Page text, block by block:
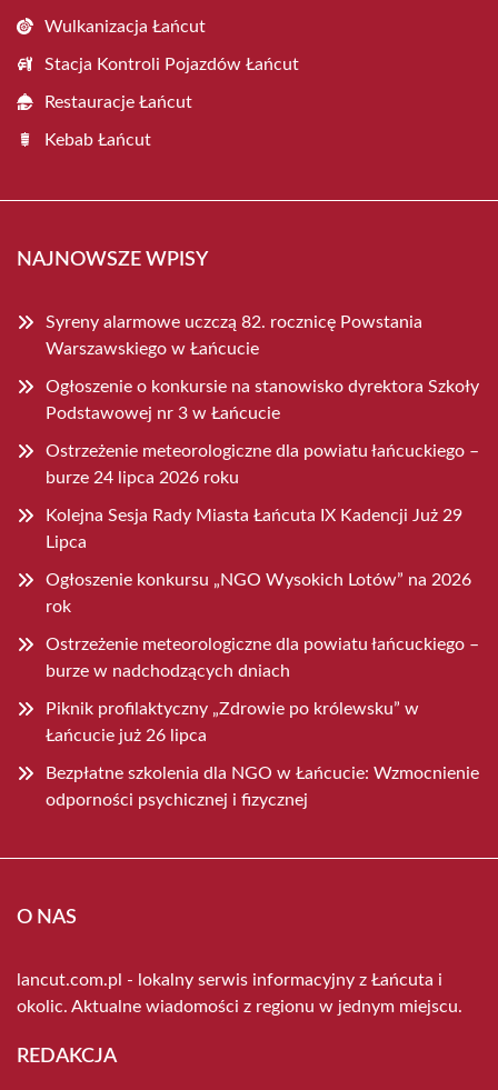
Wulkanizacja Łańcut
Stacja Kontroli Pojazdów Łańcut
Restauracje Łańcut
Kebab Łańcut
NAJNOWSZE WPISY
Syreny alarmowe uczczą 82. rocznicę Powstania
Warszawskiego w Łańcucie
Ogłoszenie o konkursie na stanowisko dyrektora Szkoły
Podstawowej nr 3 w Łańcucie
Ostrzeżenie meteorologiczne dla powiatu łańcuckiego –
burze 24 lipca 2026 roku
Kolejna Sesja Rady Miasta Łańcuta IX Kadencji Już 29
Lipca
Ogłoszenie konkursu „NGO Wysokich Lotów” na 2026
rok
Ostrzeżenie meteorologiczne dla powiatu łańcuckiego –
burze w nadchodzących dniach
Piknik profilaktyczny „Zdrowie po królewsku” w
Łańcucie już 26 lipca
Bezpłatne szkolenia dla NGO w Łańcucie: Wzmocnienie
odporności psychicznej i fizycznej
O NAS
lancut.com.pl - lokalny serwis informacyjny z Łańcuta i
okolic. Aktualne wiadomości z regionu w jednym miejscu.
REDAKCJA